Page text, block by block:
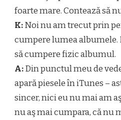
foarte mare. Contează să
K:Noi nu am trecut prin
cumpere lumea albumele.
să cumpere fizic albumul.
A:Din punctul meu de
apară piesele în iTunes –
sincer, nici eu nu mai am
nu aş mai cumpara, că nu